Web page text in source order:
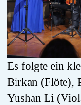
Es folgte ein
Birkan (Flöte),
Yushan Li